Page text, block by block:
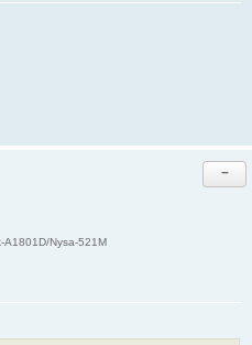
A1801D/Nysa-521M
−